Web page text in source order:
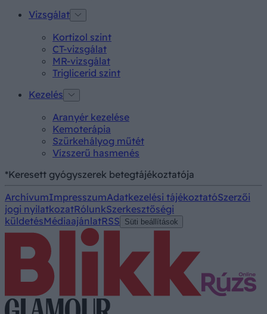
Vizsgálat
Kortizol szint
CT-vizsgálat
MR-vizsgálat
Triglicerid szint
Kezelés
Aranyér kezelése
Kemoterápia
Szürkehályog műtét
Vízszerű hasmenés
*Keresett gyógyszerek betegtájékoztatója
ArchívumImpresszumAdatkezelési tájékoztatóSzerzői
jogi nyilatkozatRólunkSzerkesztőségi
küldetésMédiaajánlatRSS Süti beállítások